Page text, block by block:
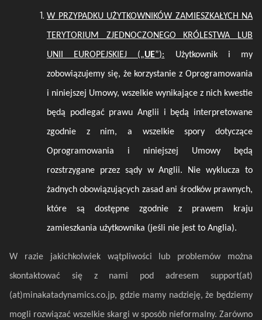
W PRZYPADKU UŻYTKOWNIKÓW ZAMIESZKAŁYCH NA
TERYTORIUM ZJEDNOCZONEGO KRÓLESTWA LUB
UNII EUROPEJSKIEJ („UE”): Użytkownik i my
zobowiązujemy się, że korzystanie z Oprogramowania
i niniejszej Umowy, wszelkie wynikające z nich kwestie
będą podlegać prawu Anglii i będą interpretowane
zgodnie z nim, a wszelkie spory dotyczące
Oprogramowania i niniejszej Umowy będą
rozstrzygane przez sądy w Anglii. Nie wyklucza to
żadnych obowiązujących zasad ani środków prawnych,
które są dostępne zgodnie z prawem kraju
zamieszkania użytkownika (jeśli nie jest to Anglia).
W razie jakichkolwiek wątpliwości lub problemów można
skontaktować się z nami pod adresem support(at)
(at)minakatadynamics.co.jp, gdzie mamy nadzieję, że będziemy
mogli rozwiązać wszelkie skargi w sposób nieformalny. Zarówno